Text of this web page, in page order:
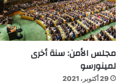
مجلس الأمن: سنة أخرى
لمينورسو
29 أكتوبر، 2021